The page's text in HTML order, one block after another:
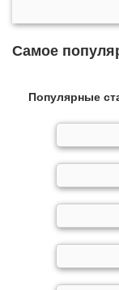
Самое
Популярные